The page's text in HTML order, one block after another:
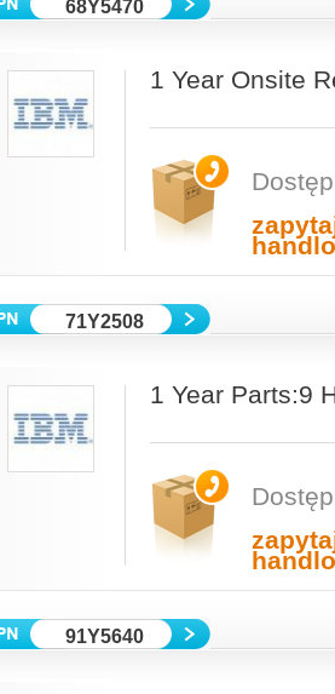
68Y5470
1 Year Onsite
71Y2508
1 Year Parts:9
91Y5640